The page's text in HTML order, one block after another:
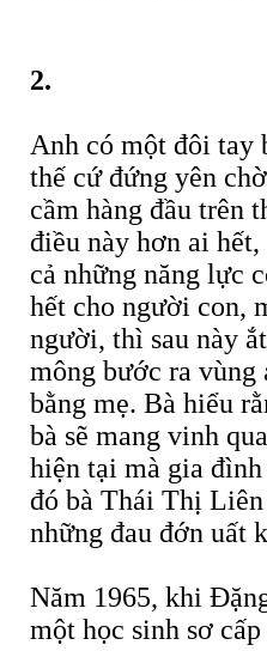
2.
Anh có một đôi tay
thế cứ đứng yên
cầm hàng đầu trên
điều này hơn ai
cả những năng lực
hết cho người con,
người, thì sau này
mông bước ra vùng
bằng mẹ. Bà hiểu
bà sẽ mang vinh
hiện tại mà gia
đó bà Thái Thị
những đau đớn uất
Năm 1965, khi
một học sinh sơ